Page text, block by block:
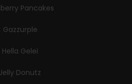
Pancakes
Gazzurple
Hella Gelei
Jelly Donutz